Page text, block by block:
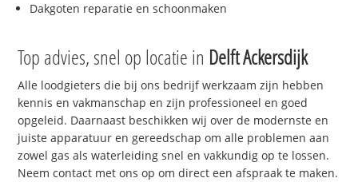
Dakgoten reparatie en schoonmaken
Top advies, snel op locatie in Delft Ackersdijk
Alle loodgieters die bij ons bedrijf werkzaam zijn hebben
kennis en vakmanschap en zijn professioneel en goed
opgeleid. Daarnaast beschikken wij over de modernste en
juiste apparatuur en gereedschap om alle problemen aan
zowel gas als waterleiding snel en vakkundig op te lossen.
Neem contact met ons op om direct een afspraak te maken.